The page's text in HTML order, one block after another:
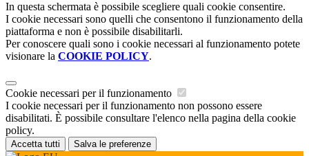
In questa schermata è possibile scegliere quali cookie consentire.
I cookie necessari sono quelli che consentono il funzionamento della
piattaforma e non è possibile disabilitarli.
Per conoscere quali sono i cookie necessari al funzionamento potete
visionare la COOKIE POLICY.
Cookie necessari per il funzionamento
I cookie necessari per il funzionamento non possono essere
disabilitati. È possibile consultare l'elenco nella pagina della cookie
policy.
Accetta tutti Salva le preferenze